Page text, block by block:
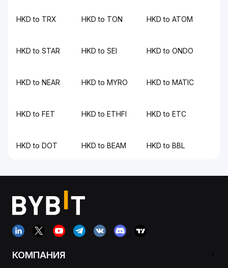
HKD to TRX HKD to TON HKD to ATOM
HKD to STAR HKD to SEI HKD to ONDO
HKD to NEAR HKD to MYRO HKD to MATIC
HKD to FET HKD to ETHFI HKD to ETC
HKD to DOT HKD to BEAM HKD to BBL
КОМПАНИЯ